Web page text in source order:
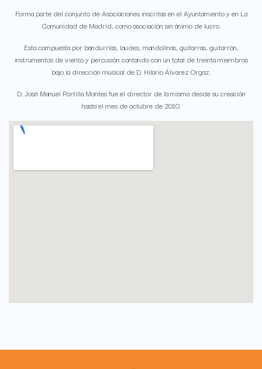
Forma parte del conjunto de Asociaciones inscritas en el Ayuntamiento y en La
Comunidad de Madrid, como asociación sin ánimo de lucro.
Esta compuesta por bandurrias, laudes, mandolinas, guitarras, guitarrón,
instrumentos de viento y percusión contando con un total de treinta miembros
bajo la dirección musical de D. Hilario Álvarez Orgaz.
D. José Manuel Portilla Montes fue el director de la misma desde su creación
hasta el mes de octubre de 2010.